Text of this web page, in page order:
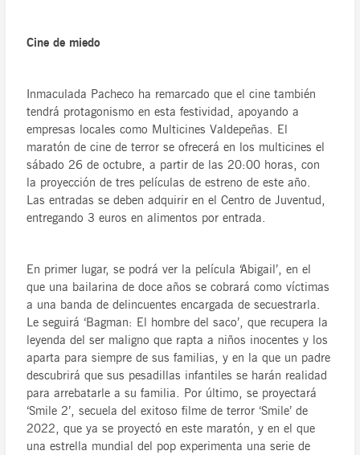
Cine de miedo
Inmaculada Pacheco ha remarcado que el cine también
tendrá protagonismo en esta festividad, apoyando a
empresas locales como Multicines Valdepeñas. El
maratón de cine de terror se ofrecerá en los multicines el
sábado 26 de octubre, a partir de las 20:00 horas, con
la proyección de tres películas de estreno de este año.
Las entradas se deben adquirir en el Centro de Juventud,
entregando 3 euros en alimentos por entrada.
En primer lugar, se podrá ver la película ‘Abigail’, en el
que una bailarina de doce años se cobrará como víctimas
a una banda de delincuentes encargada de secuestrarla.
Le seguirá ‘Bagman: El hombre del saco’, que recupera la
leyenda del ser maligno que rapta a niños inocentes y los
aparta para siempre de sus familias, y en la que un padre
descubrirá que sus pesadillas infantiles se harán realidad
para arrebatarle a su familia. Por último, se proyectará
‘Smile 2’, secuela del exitoso filme de terror ‘Smile’ de
2022, que ya se proyectó en este maratón, y en el que
una estrella mundial del pop experimenta una serie de